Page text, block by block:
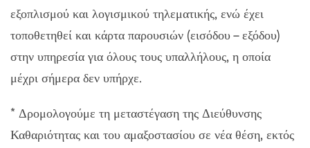
εξοπλισμού και λογισμικού τηλεματικής, ενώ έχει
τοποθετηθεί και κάρτα παρουσιών (εισόδου – εξόδου)
στην υπηρεσία για όλους τους υπαλλήλους, η οποία
μέχρι σήμερα δεν υπήρχε.
* Δρομολογούμε τη μεταστέγαση της Διεύθυνσης
Καθαριότητας και του αμαξοστασίου σε νέα θέση, εκτός